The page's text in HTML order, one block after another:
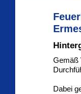
Gemäß
Dabei